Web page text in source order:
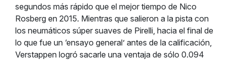
segundos más rápido que el mejor tiempo de Nico
Rosberg en 2015. Mientras que salieron a la pista con
los neumáticos súper suaves de Pirelli, hacia el final de
lo que fue un ‘ensayo general’ antes de la calificación,
Verstappen logró sacarle una ventaja de sólo 0.094